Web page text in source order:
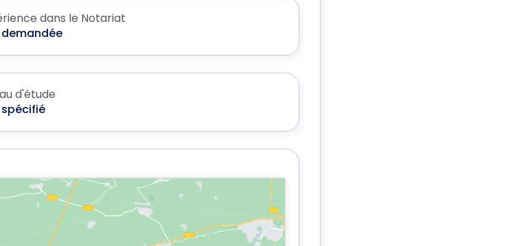
dans le Notariat
demandée
d'étude
spécifié